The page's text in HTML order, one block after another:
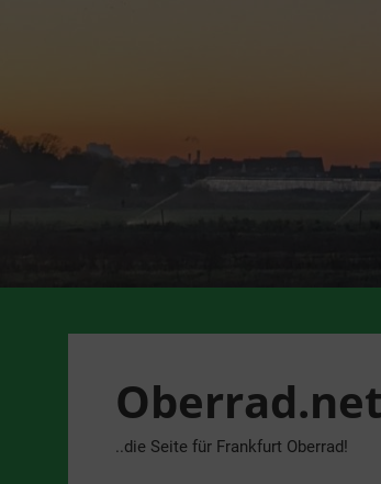
Oberrad.net
..die Seite für Frankfurt Oberrad!